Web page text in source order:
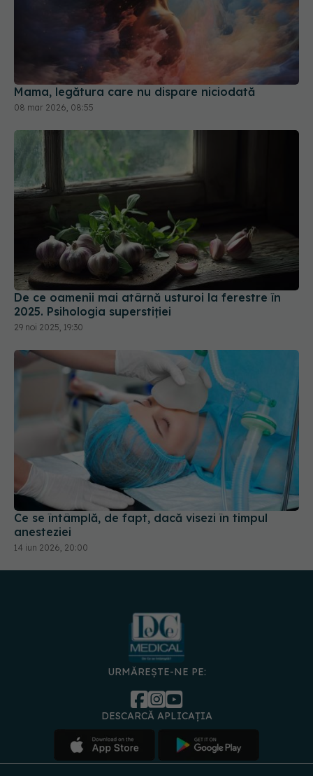
Mama, legătura care nu dispare niciodată
08 mar 2026, 08:55
De ce oamenii mai atârnă usturoi la ferestre în
2025. Psihologia superstiției
29 noi 2025, 19:30
Ce se întâmplă, de fapt, dacă visezi în timpul
anesteziei
14 iun 2026, 20:00
URMĂREȘTE-NE PE:
DESCARCĂ APLICAȚIA